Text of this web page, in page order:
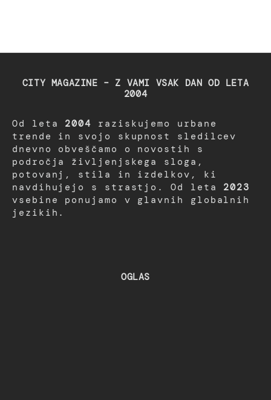
CITY MAGAZINE – Z VAMI VSAK DAN OD LETA
2004
Od leta 2004 raziskujemo urbane
trende in svojo skupnost sledilcev
dnevno obveščamo o novostih s
področja življenjskega sloga,
potovanj, stila in izdelkov, ki
navdihujejo s strastjo. Od leta 2023
vsebine ponujamo v glavnih globalnih
jezikih.
OGLAS